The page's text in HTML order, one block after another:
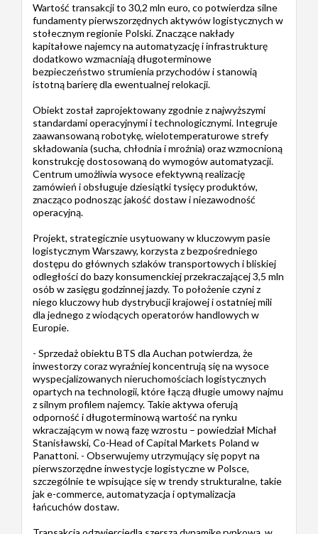
Wartość transakcji to 30,2 mln euro, co potwierdza silne
fundamenty pierwszorzędnych aktywów logistycznych w
stołecznym regionie Polski. Znaczące nakłady
kapitałowe najemcy na automatyzację i infrastrukturę
dodatkowo wzmacniają długoterminowe
bezpieczeństwo strumienia przychodów i stanowią
istotną barierę dla ewentualnej relokacji.
Obiekt został zaprojektowany zgodnie z najwyższymi
standardami operacyjnymi i technologicznymi. Integruje
zaawansowaną robotykę, wielotemperaturowe strefy
składowania (sucha, chłodnia i mroźnia) oraz wzmocnioną
konstrukcję dostosowaną do wymogów automatyzacji.
Centrum umożliwia wysoce efektywną realizację
zamówień i obsługuje dziesiątki tysięcy produktów,
znacząco podnosząc jakość dostaw i niezawodność
operacyjną.
Projekt, strategicznie usytuowany w kluczowym pasie
logistycznym Warszawy, korzysta z bezpośredniego
dostępu do głównych szlaków transportowych i bliskiej
odległości do bazy konsumenckiej przekraczającej 3,5 mln
osób w zasięgu godzinnej jazdy. To położenie czyni z
niego kluczowy hub dystrybucji krajowej i ostatniej mili
dla jednego z wiodących operatorów handlowych w
Europie.
- Sprzedaż obiektu BTS dla Auchan potwierdza, że
inwestorzy coraz wyraźniej koncentrują się na wysoce
wyspecjalizowanych nieruchomościach logistycznych
opartych na technologii, które łączą długie umowy najmu
z silnym profilem najemcy. Takie aktywa oferują
odporność i długoterminową wartość na rynku
wkraczającym w nową fazę wzrostu – powiedział Michał
Stanisławski, Co-Head of Capital Markets Poland w
Panattoni. - Obserwujemy utrzymujący się popyt na
pierwszorzędne inwestycje logistyczne w Polsce,
szczególnie te wpisujące się w trendy strukturalne, takie
jak e-commerce, automatyzacja i optymalizacja
łańcuchów dostaw.